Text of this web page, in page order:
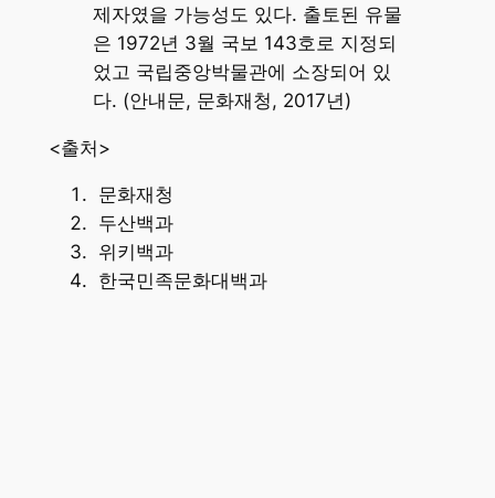
제자였을 가능성도 있다. 출토된 유물
은 1972년 3월 국보 143호로 지정되
었고 국립중앙박물관에 소장되어 있
다. (안내문, 문화재청, 2017년)
<출처>
문화재청
두산백과
위키백과
한국민족문화대백과